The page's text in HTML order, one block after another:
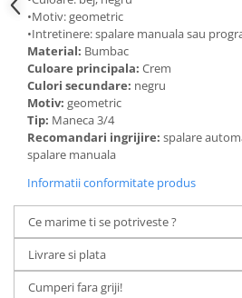
•Motiv: geometric
•Intretinere: spalare manuala sau
Material: Bumbac
Culoare principala: Crem
Culori secundare: negru
Motiv: geometric
Tip: Maneca 3/4
Recomandari ingrijire: spalare
spalare manuala
Informatii conformitate produs
Ce marime ti se potriveste ?
Livrare si plata
Cumperi fara griji!